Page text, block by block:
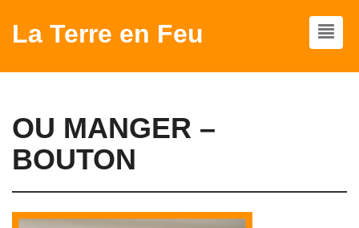
La Terre en Feu
OU MANGER –
BOUTON